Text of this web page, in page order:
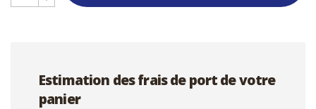
Estimation des frais de port de votre
panier